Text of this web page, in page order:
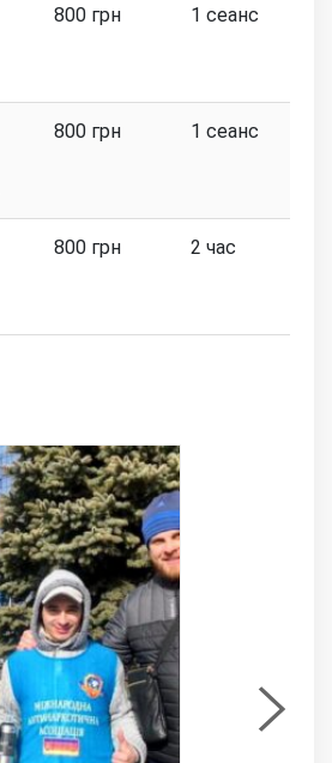
800 грн 1 сеанс
800 грн 1 сеанс
800 грн 2 час